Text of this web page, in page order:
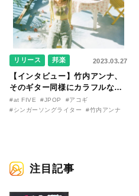
リリース 邦楽 2023.03.27
【インタビュー】竹内アンナ、
そのギター同様にカラフルな歌
声を響かせた、5th E.P『at
FIVE』を語る。楽曲の主人公
#at FIVE #JPOP
#アコギ
#シンガーソングライター
#竹内アンナ
注目記事